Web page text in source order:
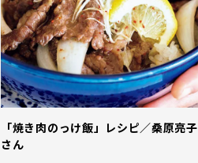
「焼き肉のっけ飯」レシピ／桑原亮子
さん